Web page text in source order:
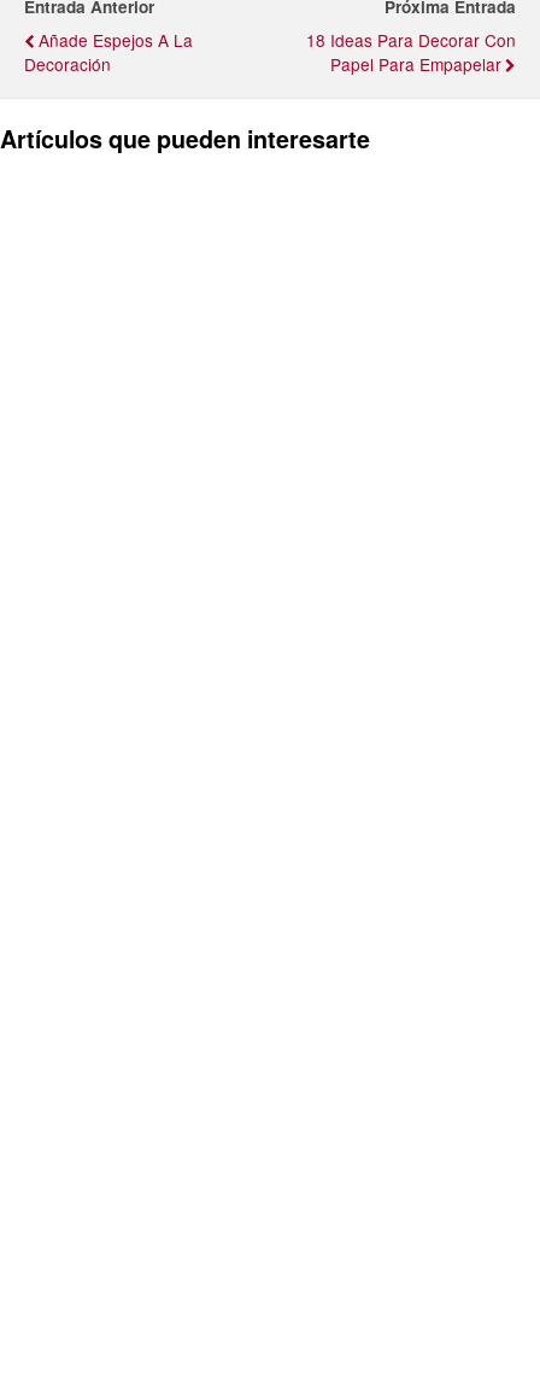
Entrada Anterior
Añade Espejos A La
Decoración
Próxima Entrada
18 Ideas Para Decorar Con
Papel Para Empapelar
Artículos que pueden interesarte